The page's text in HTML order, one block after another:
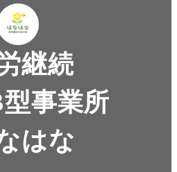
継続
事業所
はな